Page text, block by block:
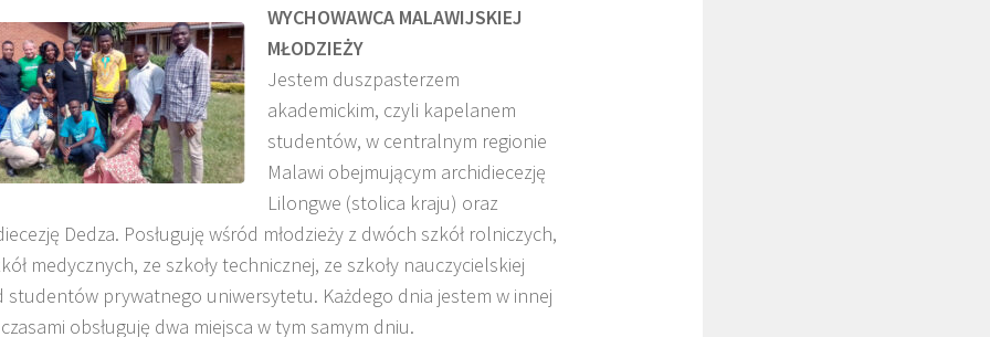
WYCHOWAWCA MALAWIJSKIEJ
MŁODZIEŻY
Jestem duszpasterzem
akademickim, czyli kapelanem
studentów, w centralnym regionie
Malawi obejmującym archidiecezję
Lilongwe (stolica kraju) oraz
Dedza. Posługuję wśród młodzieży z dwóch szkół rolniczych,
medycznych, ze szkoły technicznej, ze szkoły nauczycielskiej
studentów prywatnego uniwersytetu. Każdego dnia jestem w innej
obsługuję dwa miejsca w tym samym dniu.